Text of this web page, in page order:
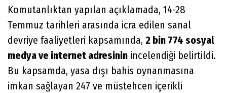
Komutanlıktan yapılan açıklamada, 14-28
Temmuz tarihleri arasında icra edilen sanal
devriye faaliyetleri kapsamında, 2 bin 774 sosyal
medya ve internet adresinin incelendiği belirtildi.
Bu kapsamda, yasa dışı bahis oynanmasına
imkan sağlayan 247 ve müstehcen içerikli